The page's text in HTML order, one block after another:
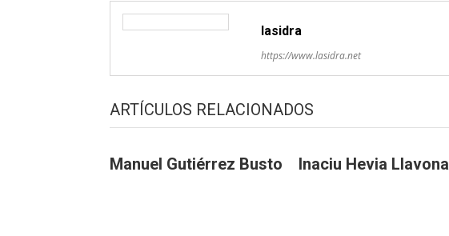
lasidra
https://www.lasidra.net
ARTÍCULOS RELACIONADOS
Manuel Gutiérrez Busto Inaciu Hevia Llavona